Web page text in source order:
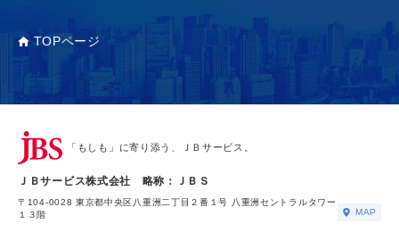
TOPページ
「もしも」に寄り添う、ＪＢサービス。
ＪＢサービス株式会社 略称：ＪＢＳ
〒104-0028 東京都中央区八重洲二丁目２番１号 八重洲セントラルタワー
１３階
MAP